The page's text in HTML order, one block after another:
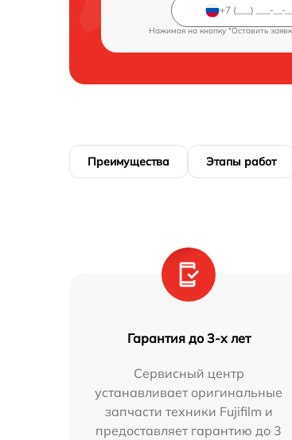
Нажимая на кнопку "Оставить
Преимущества Этапы работ
Гарантия до 3-х лет
Сервисный центр
устанавливает оригинальные
запчасти техники Fujifilm и
предоставляет гарантию до 3